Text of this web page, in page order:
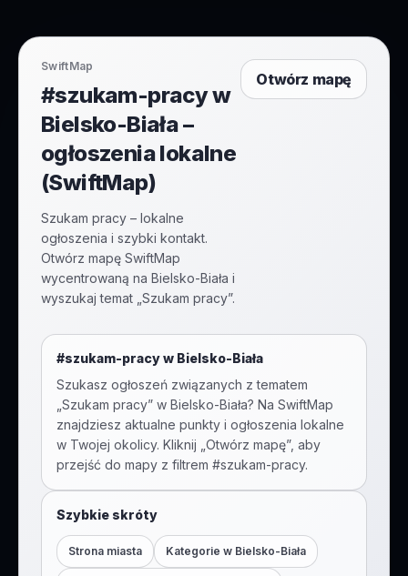
SwiftMap
#szukam-pracy w
Bielsko-Biała –
ogłoszenia lokalne
(SwiftMap)
Szukam pracy – lokalne
ogłoszenia i szybki kontakt.
Otwórz mapę SwiftMap
wycentrowaną na Bielsko-Biała i
wyszukaj temat „Szukam pracy”.
Otwórz mapę
#szukam-pracyw Bielsko-Biała
Szukasz ogłoszeń związanych z tematem
Szukam pracy” w Bielsko-Biała? Na SwiftMap
znajdziesz aktualne punkty i ogłoszenia lokalne
w Twojej okolicy. Kliknij „Otwórz mapę”, aby
przejść do mapy z filtrem #szukam-pracy.
Szybkie skróty
Strona miasta Kategorie w Bielsko-Biała